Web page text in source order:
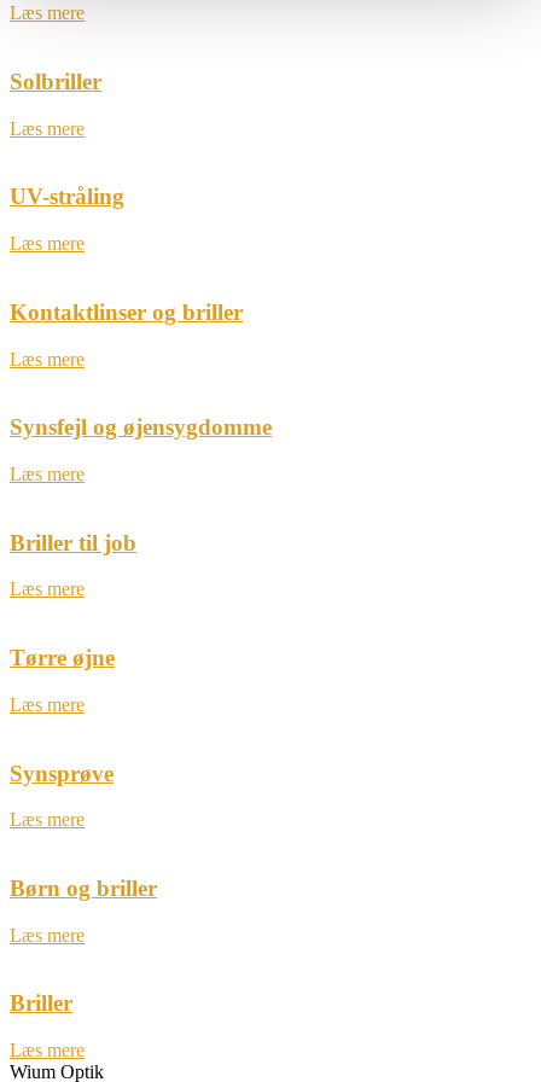
Læs mere
Solbriller
Læs mere
UV-stråling
Læs mere
Kontaktlinser og briller
Læs mere
Synsfejl og øjensygdomme
Læs mere
Briller til job
Læs mere
Tørre øjne
Læs mere
Synsprøve
Læs mere
Børn og briller
Læs mere
Briller
Læs mere
Wium Optik